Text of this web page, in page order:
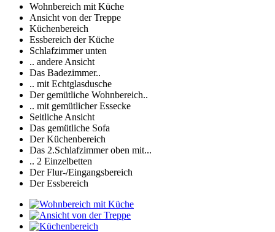
Wohnbereich mit Küche
Ansicht von der Treppe
Küchenbereich
Essbereich der Küche
Schlafzimmer unten
.. andere Ansicht
Das Badezimmer..
.. mit Echtglasdusche
Der gemütliche Wohnbereich..
.. mit gemütlicher Essecke
Seitliche Ansicht
Das gemütliche Sofa
Der Küchenbereich
Das 2.Schlafzimmer oben mit...
.. 2 Einzelbetten
Der Flur-/Eingangsbereich
Der Essbereich